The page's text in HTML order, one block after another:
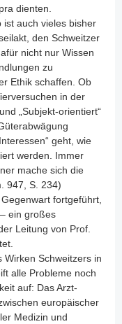
dienten.
ist auch vieles bisher
den Schweitzer
nicht nur Wissen
zu
Ethik schaffen. Ob
in der
„Subjekt-orientiert“
geht, wie
werden. Immer
mache sich die
947, S. 234)
fortgeführt,
ein großes
Leitung von Prof.
Wirken Schweitzers in
alle Probleme noch
auf: Das Arzt-
europäischer
Medizin und